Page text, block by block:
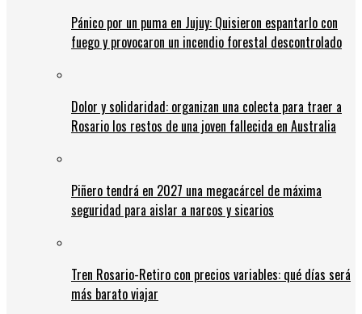
Pánico por un puma en Jujuy: Quisieron espantarlo con
fuego y provocaron un incendio forestal descontrolado
Dolor y solidaridad: organizan una colecta para traer a
Rosario los restos de una joven fallecida en Australia
Piñero tendrá en 2027 una megacárcel de máxima
seguridad para aislar a narcos y sicarios
Tren Rosario-Retiro con precios variables: qué días será
más barato viajar